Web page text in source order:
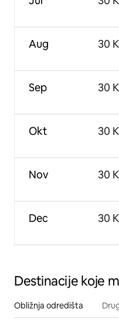
Aug
Sep
Okt
Nov
Dec
30
30
30
30
30
Destinacije koje
Obližnja odredišta